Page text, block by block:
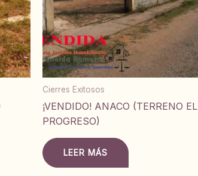
Cierres Exitosos
¡VENDIDO! ANACO (TERRENO EL
PROGRESO)
LEER MÁS